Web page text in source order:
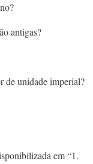
antigas?​
de unidade imperial?​
em “1.